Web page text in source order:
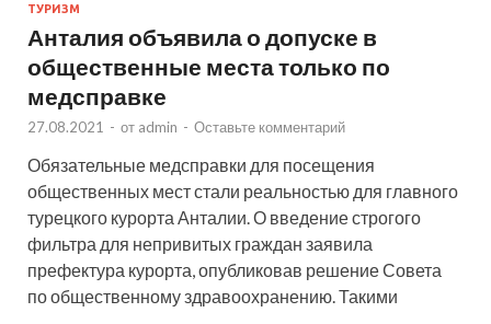
ТУРИЗМ
Анталия объявила о допуске в
общественные места только по
медсправке
27.08.2021 - от admin - Оставьте комментарий
Обязательные медсправки для посещения
общественных мест стали реальностью для главного
турецкого курорта Анталии. О введение строгого
фильтра для непривитых граждан заявила
префектура курорта, опубликовав решение Совета
по общественному здравоохранению. Такими